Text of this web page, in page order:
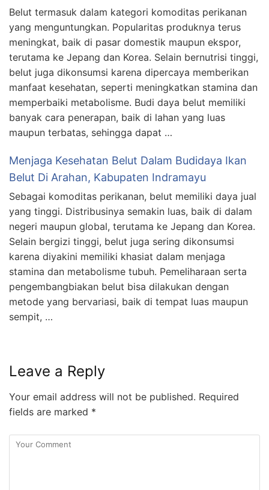
Belut termasuk dalam kategori komoditas perikanan
yang menguntungkan. Popularitas produknya terus
meningkat, baik di pasar domestik maupun ekspor,
terutama ke Jepang dan Korea. Selain bernutrisi tinggi,
belut juga dikonsumsi karena dipercaya memberikan
manfaat kesehatan, seperti meningkatkan stamina dan
memperbaiki metabolisme. Budi daya belut memiliki
banyak cara penerapan, baik di lahan yang luas
maupun terbatas, sehingga dapat …
Menjaga Kesehatan Belut Dalam Budidaya Ikan
Belut Di Arahan, Kabupaten Indramayu
Sebagai komoditas perikanan, belut memiliki daya jual
yang tinggi. Distribusinya semakin luas, baik di dalam
negeri maupun global, terutama ke Jepang dan Korea.
Selain bergizi tinggi, belut juga sering dikonsumsi
karena diyakini memiliki khasiat dalam menjaga
stamina dan metabolisme tubuh. Pemeliharaan serta
pengembangbiakan belut bisa dilakukan dengan
metode yang bervariasi, baik di tempat luas maupun
sempit, …
Leave a Reply
Your email address will not be published. Required
fields are marked *